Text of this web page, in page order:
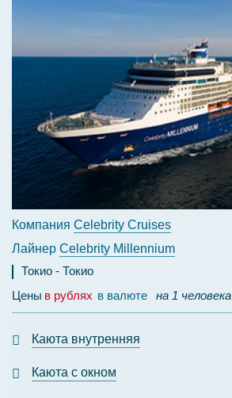
Компания Celebrity Cruises
Лайнер Celebrity Millennium
Токио
Токио
Цены в рублях в валюте на 1 человека
Каюта внутренняя
Каюта с окном